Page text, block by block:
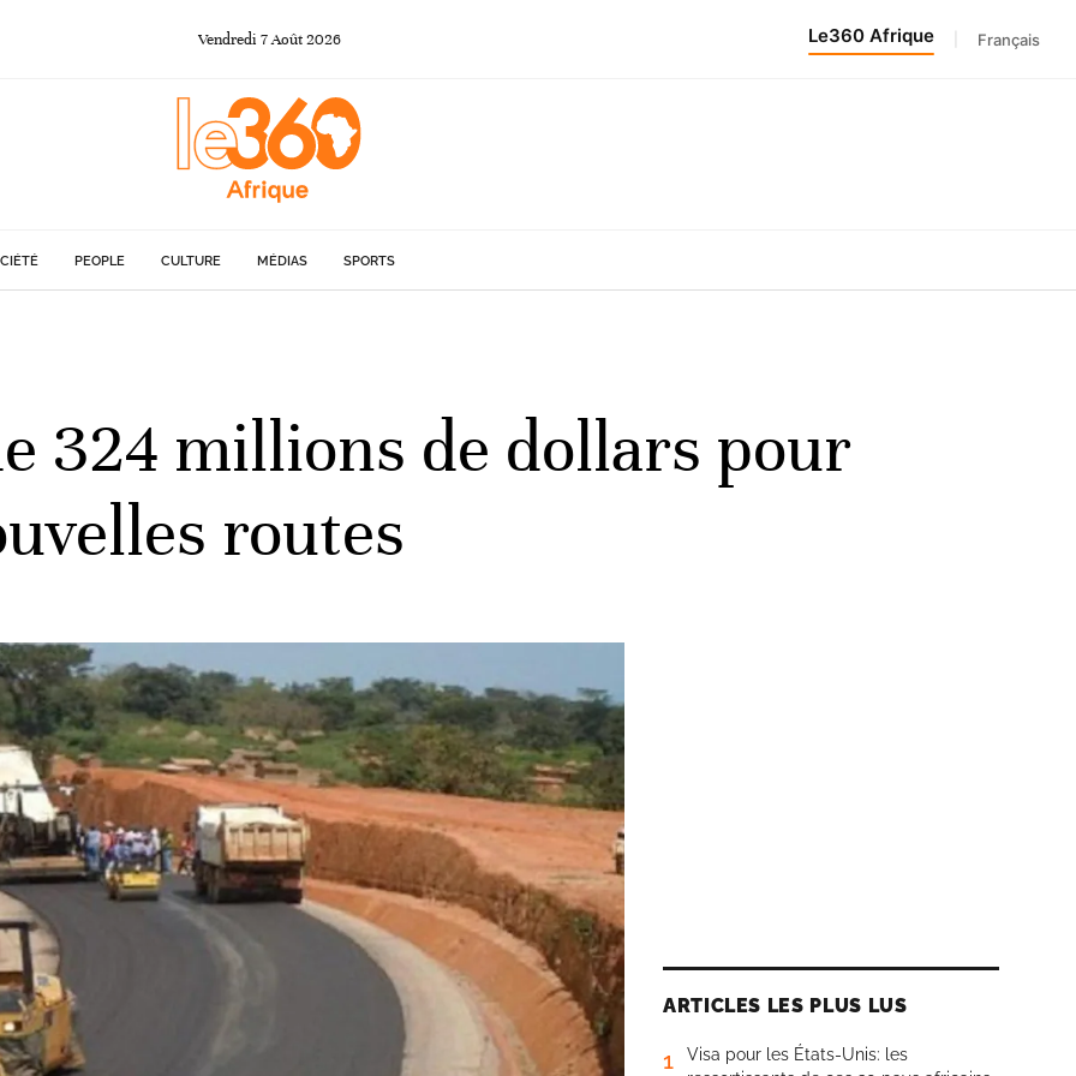
Vendredi 7Août 2026 Le360 Afrique Français
PEOPLE CULTURE MÉDIAS SPORTS
324 millions de dollars pour
routes
ARTICLES LES PLUS LUS
1
Visa pour les États-Unis: les